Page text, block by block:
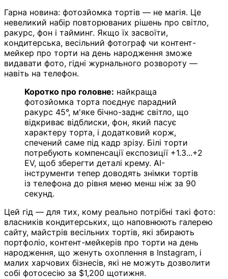
Гарна новина: фотозйомка тортів — не магія. Це
невеликий набір повторюваних рішень про світло,
ракурс, фон і тайминг. Якщо їх засвоїти,
кондитерська, весільний фотограф чи контент-
мейкер про торти на день народження зможе
видавати фото, гідні журнального розвороту —
навіть на телефон.
Коротко про головне: найкраща
фотозйомка торта поєднує парадний
ракурс 45°, м'яке бічно-заднє світло, що
відкриває відблиски, фон, який пасує
характеру торта, і додатковий корж,
спечений саме під кадр зрізу. Білі торти
потребують компенсації експозиції +1.3...+2
EV, щоб зберегти деталі крему. AI-
інструменти тепер доводять знімки тортів
із телефона до рівня меню менш ніж за 90
секунд.
Цей гід — для тих, кому реально потрібні такі фото:
власників кондитерських, що наповнюють галерею
сайту, майстрів весільних тортів, які збирають
портфоліо, контент-мейкерів про торти на день
народження, що женуть охоплення в Instagram, і
малих харчових бізнесів, які не можуть дозволити
собі фотосесію за $1,200 щотижня.